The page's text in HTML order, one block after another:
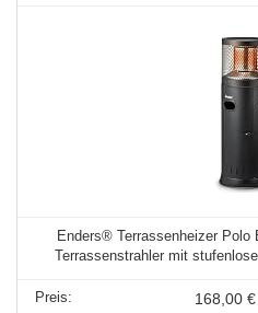
Enders® Terrassenheizer Polo
Terrassenstrahler mit
168,00 €